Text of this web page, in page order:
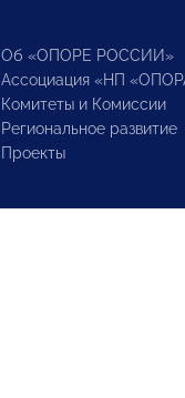
Об «ОПОРЕ РОССИИ»
Ассоциация «НП
Комитеты и Комиссии
Региональное развитие
Проекты